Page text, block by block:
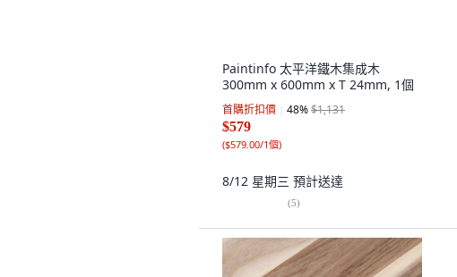
Paintinfo 太平洋鐵木集成木
300mm x 600mm x T 24mm, 1個
首購折扣價 48%$1,131
$579
($579.00/1個)
8/12 星期三 預計送達
(5)